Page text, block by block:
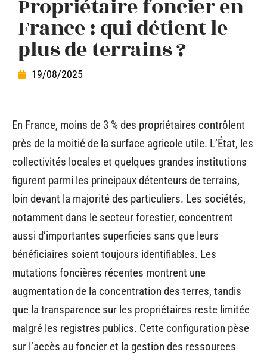
Propriétaire foncier en
France : qui détient le
plus de terrains ?
19/08/2025
En France, moins de 3 % des propriétaires contrôlent
près de la moitié de la surface agricole utile. L’État, les
collectivités locales et quelques grandes institutions
figurent parmi les principaux détenteurs de terrains,
loin devant la majorité des particuliers. Les sociétés,
notamment dans le secteur forestier, concentrent
aussi d’importantes superficies sans que leurs
bénéficiaires soient toujours identifiables. Les
mutations foncières récentes montrent une
augmentation de la concentration des terres, tandis
que la transparence sur les propriétaires reste limitée
malgré les registres publics. Cette configuration pèse
sur l’accès au foncier et la gestion des ressources